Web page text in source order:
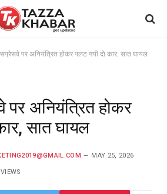
पर अनियंत्रित होकर पलट गयी दो कार, सात घायल
पर अनियंत्रित होकर
सात घायल
MAY 25, 2026
VIEWS